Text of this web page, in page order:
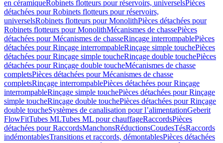
en céramiqueRobinets flotteurs pour réservoirs, universelsPièces
détachées pour Robinets flotteurs pour réservoirs,
universelsRobinets flotteurs pour MonolithPièces détachées pour
Robinets flotteurs pour MonolithMécanismes de chassePièces
détachées pour Mécanismes de chasseRinçage interrompablePièces
détachées pour Rinçage interrompableRinçage simple touchePièces
détachées pour Rinçage simple toucheRinçage double touchePièces
détachées pour Rinçage double toucheMécanismes de chasse
completsPièces détachées pour Mécanismes de chasse
completsRinçage interrompablePièces détachées pour Rinçage
interrompableRinçage simple touchePièces détachées pour Rinçage
simple toucheRinçage double touchePièces détachées pour Rinçage
double toucheSystèmes de canalisation pour l’alimentationGeberit
FlowFitTubes MLTubes ML pour chauffageRaccordsPièces
détachées pour RaccordsManchonsRéductionsCoudesTésRaccords
indémontablesTransitions et raccords, démontablesPièces détachées